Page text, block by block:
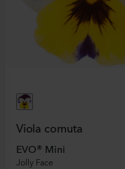
Viola cornuta
EVO® Mini
Jolly Face